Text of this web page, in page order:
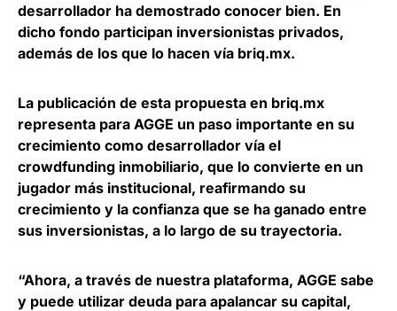
desarrollador ha demostrado conocer bien. En
dicho fondo participan inversionistas privados,
además de los que lo hacen vía briq.mx.
La publicación de esta propuesta en briq.mx
representa para AGGE un paso importante en su
crecimiento como desarrollador vía el
crowdfunding inmobiliario, que lo convierte en un
jugador más institucional, reafirmando su
crecimiento y la confianza que se ha ganado entre
sus inversionistas, a lo largo de su trayectoria.
“Ahora, a través de nuestra plataforma, AGGE sabe
y puede utilizar deuda para apalancar su capital,